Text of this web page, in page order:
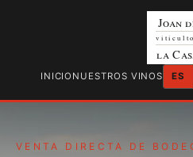
Joan
la
INICIO NUESTROS VINOS ES
VENTA DIRECTA DE